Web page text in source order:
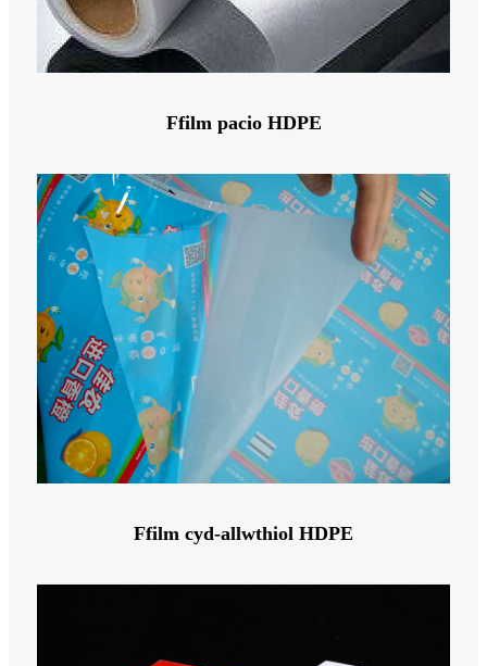
Ffilm pacio HDPE
Ffilm cyd-allwthiol HDPE